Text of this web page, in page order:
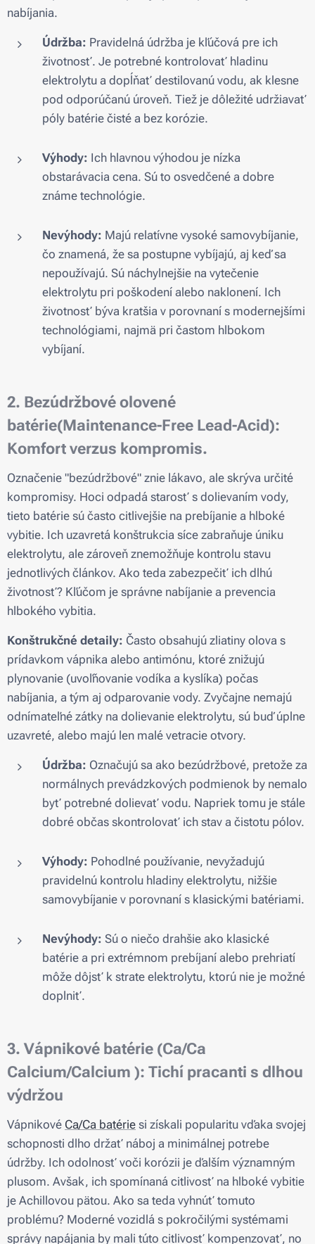
nabíjania.
Údržba: Pravidelná údržba je kľúčová pre ich
životnosť. Je potrebné kontrolovať hladinu
elektrolytu a dopĺňať destilovanú vodu, ak klesne
pod odporúčanú úroveň. Tiež je dôležité udržiavať
póly batérie čisté a bez korózie.
Výhody: Ich hlavnou výhodou je nízka
obstarávacia cena. Sú to osvedčené a dobre
známe technológie.
Nevýhody: Majú relatívne vysoké samovybíjanie,
čo znamená, že sa postupne vybíjajú, aj keď sa
nepoužívajú. Sú náchylnejšie na vytečenie
elektrolytu pri poškodení alebo naklonení. Ich
životnosť býva kratšia v porovnaní s modernejšími
technológiami, najmä pri častom hlbokom
vybíjaní.
2. Bezúdržbové olovené
batérie(Maintenance-Free Lead-Acid):
Komfort verzus kompromis.
Označenie "bezúdržbové" znie lákavo, ale skrýva určité
kompromisy. Hoci odpadá starosť s dolievaním vody,
tieto batérie sú často citlivejšie na prebíjanie a hlboké
vybitie. Ich uzavretá konštrukcia síce zabraňuje úniku
elektrolytu, ale zároveň znemožňuje kontrolu stavu
jednotlivých článkov. Ako teda zabezpečiť ich dlhú
životnosť? Kľúčom je správne nabíjanie a prevencia
hlbokého vybitia.
Konštrukčné detaily: Často obsahujú zliatiny olova s
prídavkom vápnika alebo antimónu, ktoré znižujú
plynovanie (uvoľňovanie vodíka a kyslíka) počas
nabíjania, a tým aj odparovanie vody. Zvyčajne nemajú
odnímateľné zátky na dolievanie elektrolytu, sú buď úplne
uzavreté, alebo majú len malé vetracie otvory.
Údržba: Označujú sa ako bezúdržbové, pretože za
normálnych prevádzkových podmienok by nemalo
byť potrebné dolievať vodu. Napriek tomu je stále
dobré občas skontrolovať ich stav a čistotu pólov.
Výhody: Pohodlné používanie, nevyžadujú
pravidelnú kontrolu hladiny elektrolytu, nižšie
samovybíjanie v porovnaní s klasickými batériami.
Nevýhody: Sú o niečo drahšie ako klasické
batérie a pri extrémnom prebíjaní alebo prehriatí
môže dôjsť k strate elektrolytu, ktorú nie je možné
doplniť.
3. Vápnikové batérie (Ca/Ca
Calcium/Calcium ): Tichí pracanti s dlhou
výdržou
Vápnikové Ca/Ca batérie si získali popularitu vďaka svojej
schopnosti dlho držať náboj a minimálnej potrebe
údržby. Ich odolnosť voči korózii je ďalším významným
plusom. Avšak, ich spomínaná citlivosť na hlboké vybitie
je Achillovou pätou. Ako sa teda vyhnúť tomuto
problému? Moderné vozidlá s pokročilými systémami
správy napájania by mali túto citlivosť kompenzovať, no